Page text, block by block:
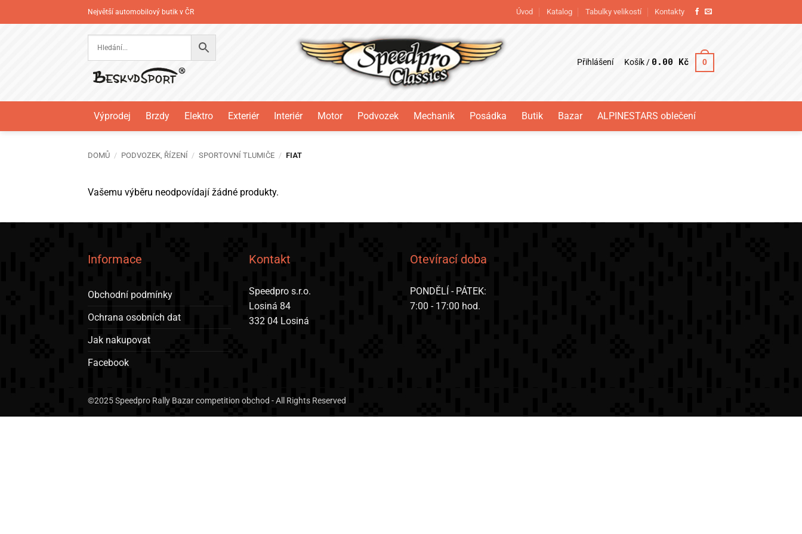
na
Největší automobilový butik v ČR Úvod Katalog Tabulky velikostí Kontakty
Přihlášení Košík / 0.00 Kč 0
Výprodej Brzdy Elektro Exteriér Interiér Motor Podvozek Mechanik Posádka Butik Bazar ALPINESTARS oblečení
DOMŮ / PODVOZEK, ŘÍZENÍ / SPORTOVNÍ TLUMIČE / FIAT
Vašemu výběru neodpovídají žádné produkty.
Informace
Obchodní podmínky
Ochrana osobních dat
Jak nakupovat
Facebook
Kontakt
Speedpro s.r.o.
Losiná 84
332 04 Losiná
Otevírací doba
PONDĚLÍ - PÁTEK:
7:00 - 17:00 hod.
©2025 Speedpro Rally Bazar competition obchod - All Rights Reserved